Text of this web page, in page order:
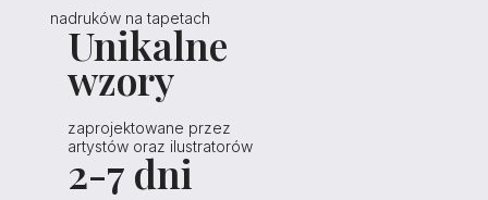
nadruków na tapetach
Unikalne
wzory
zaprojektowane przez
artystów oraz ilustratorów
2-7 dni